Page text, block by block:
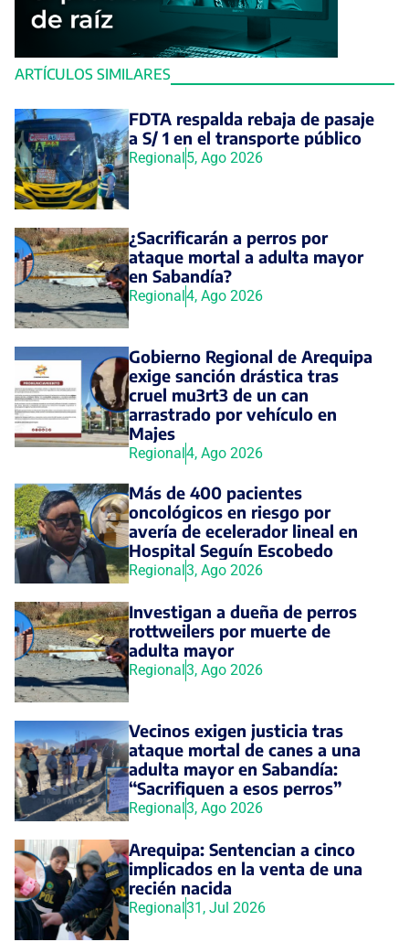
ARTÍCULOS SIMILARES
FDTA respalda rebaja de pasaje
a S/ 1 en el transporte público
Regional 5, Ago 2026
¿Sacrificarán a perros por
ataque mortal a adulta mayor
en Sabandía?
Regional 4, Ago 2026
Gobierno Regional de Arequipa
exige sanción drástica tras
cruel mu3rt3 de un can
arrastrado por vehículo en
Majes
Regional 4, Ago 2026
Más de 400 pacientes
oncológicos en riesgo por
avería de ecelerador lineal en
Hospital Seguín Escobedo
Regional 3, Ago 2026
Investigan a dueña de perros
rottweilers por muerte de
adulta mayor
Regional 3, Ago 2026
Vecinos exigen justicia tras
ataque mortal de canes a una
adulta mayor en Sabandía:
“Sacrifiquen a esos perros”
Regional 3, Ago 2026
Arequipa: Sentencian a cinco
implicados en la venta de una
recién nacida
Regional 31, Jul 2026